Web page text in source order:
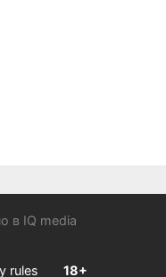
в IQ media
rules 18+